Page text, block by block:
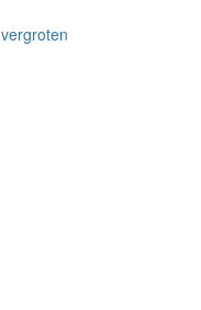
vergroten